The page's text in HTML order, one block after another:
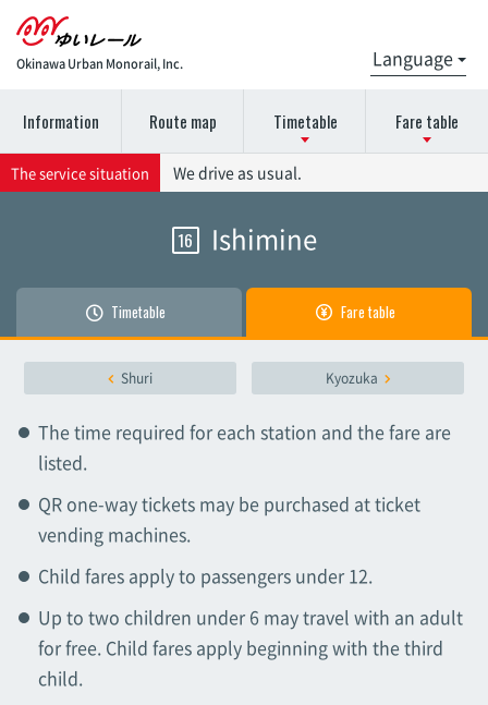
Okinawa Urban Monorail, Inc.
Please select the station name for the timetable details.
Naha Airport
Onoyama Park
Tsubogawa
Asahibashi
Prefectural Office
Please select the station name for details on the fare
chart.
Akamine
Oroku
Prefectural Office
Information Route map Timetable Fare table
The service situation We drive as usual.
16 Ishimine
Timetable Fare table
Shuri Kyozuka
The time required for each station and the fare are
listed.
QR one-way tickets may be purchased at ticket
vending machines.
Child fares apply to passengers under 12.
Up to two children under 6 may travel with an adult
for free. Child fares apply beginning with the third
child.